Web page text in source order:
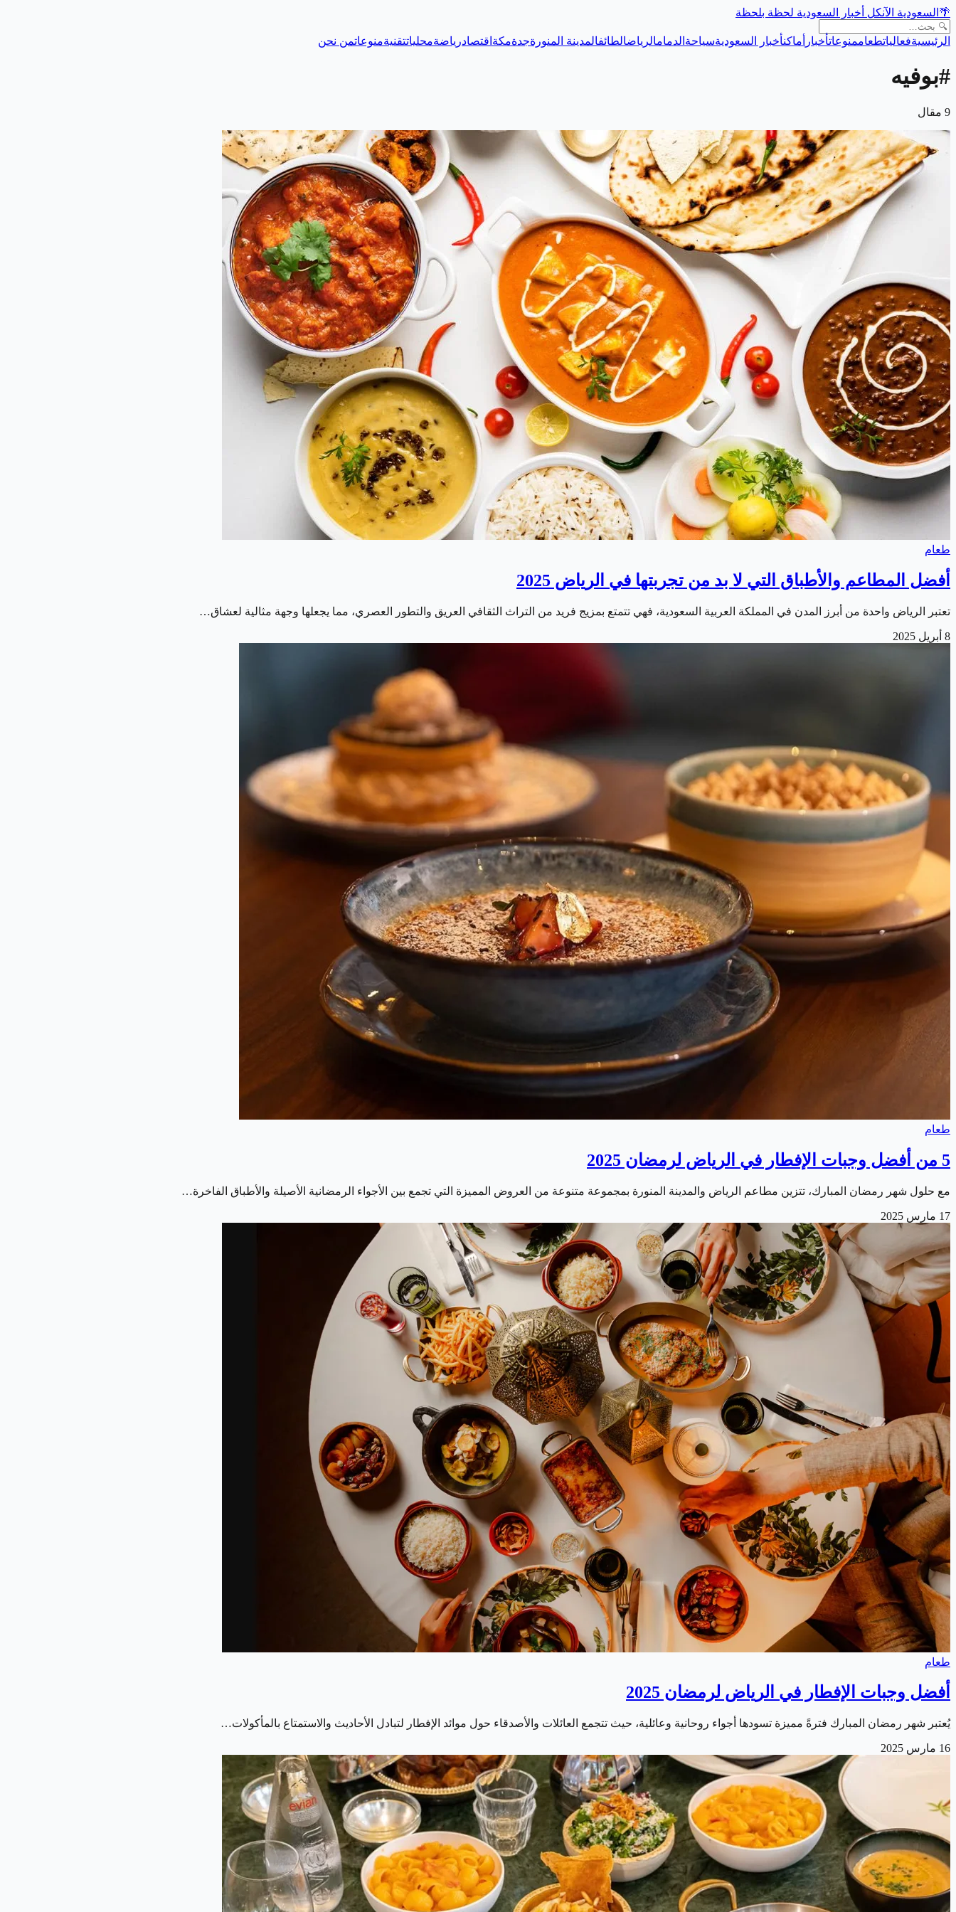
🌴 السعودية الآنكل أخبار السعودية لحظة بلحظة
الرئيسيةفعالياتطعاممنوعاتأخبار أماكنأخبار السعوديةسياحة الدمامالرياضالطائفالمدينة المنورةجدةمكة اقتصادرياضةمحلياتتقنيةمنوعاتمن نحن
#بوفيه
9 مقال
طعام
أفضل المطاعم والأطباق التي لا بد من تجربتها في الرياض 2025
تعتبر الرياض واحدة من أبرز المدن في المملكة العربية السعودية، فهي تتمتع بمزيج فريد من التراث الثقافي العريق والتطور العصري، مما يجعلها وجهة مثالية لعشاق…
8 أبريل 2025
طعام
5 من أفضل وجبات الإفطار في الرياض لرمضان 2025
مع حلول شهر رمضان المبارك، تتزين مطاعم الرياض والمدينة المنورة بمجموعة متنوعة من العروض المميزة التي تجمع بين الأجواء الرمضانية الأصيلة والأطباق الفاخرة…
17 مارس 2025
طعام
أفضل وجبات الإفطار في الرياض لرمضان 2025
يُعتبر شهر رمضان المبارك فترةً مميزة تسودها أجواء روحانية وعائلية، حيث تتجمع العائلات والأصدقاء حول موائد الإفطار لتبادل الأحاديث والاستمتاع بالمأكولات…
16 مارس 2025